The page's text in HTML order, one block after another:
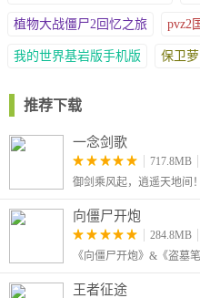
握了正确游戏的方法，实际上任
分简单，学会怎么玩更是不在话
植物大战僵尸2回忆之旅 pvz2
我的世界基岩版手机版 保卫
推荐下载
一念剑歌
717.8MB
御剑乘风起，逍遥天地间！
向僵尸开炮
284.8MB
《向僵尸开炮》&《盗墓
王者征途